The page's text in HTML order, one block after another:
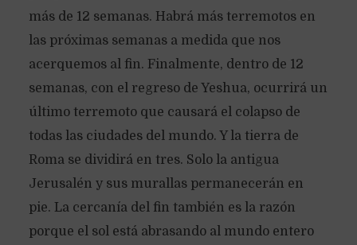
más de 12 semanas. Habrá más terremotos en
las próximas semanas a medida que nos
acerquemos al fin. Finalmente, dentro de 12
semanas, con el regreso de Yeshua, ocurrirá un
último terremoto que causará el colapso de
todas las ciudades del mundo. Y la tierra de
Roma se dividirá en tres. Solo la antigua
Jerusalén y sus murallas permanecerán en
pie. La cercanía del fin también es la razón
porque el sol está abrasando al mundo entero